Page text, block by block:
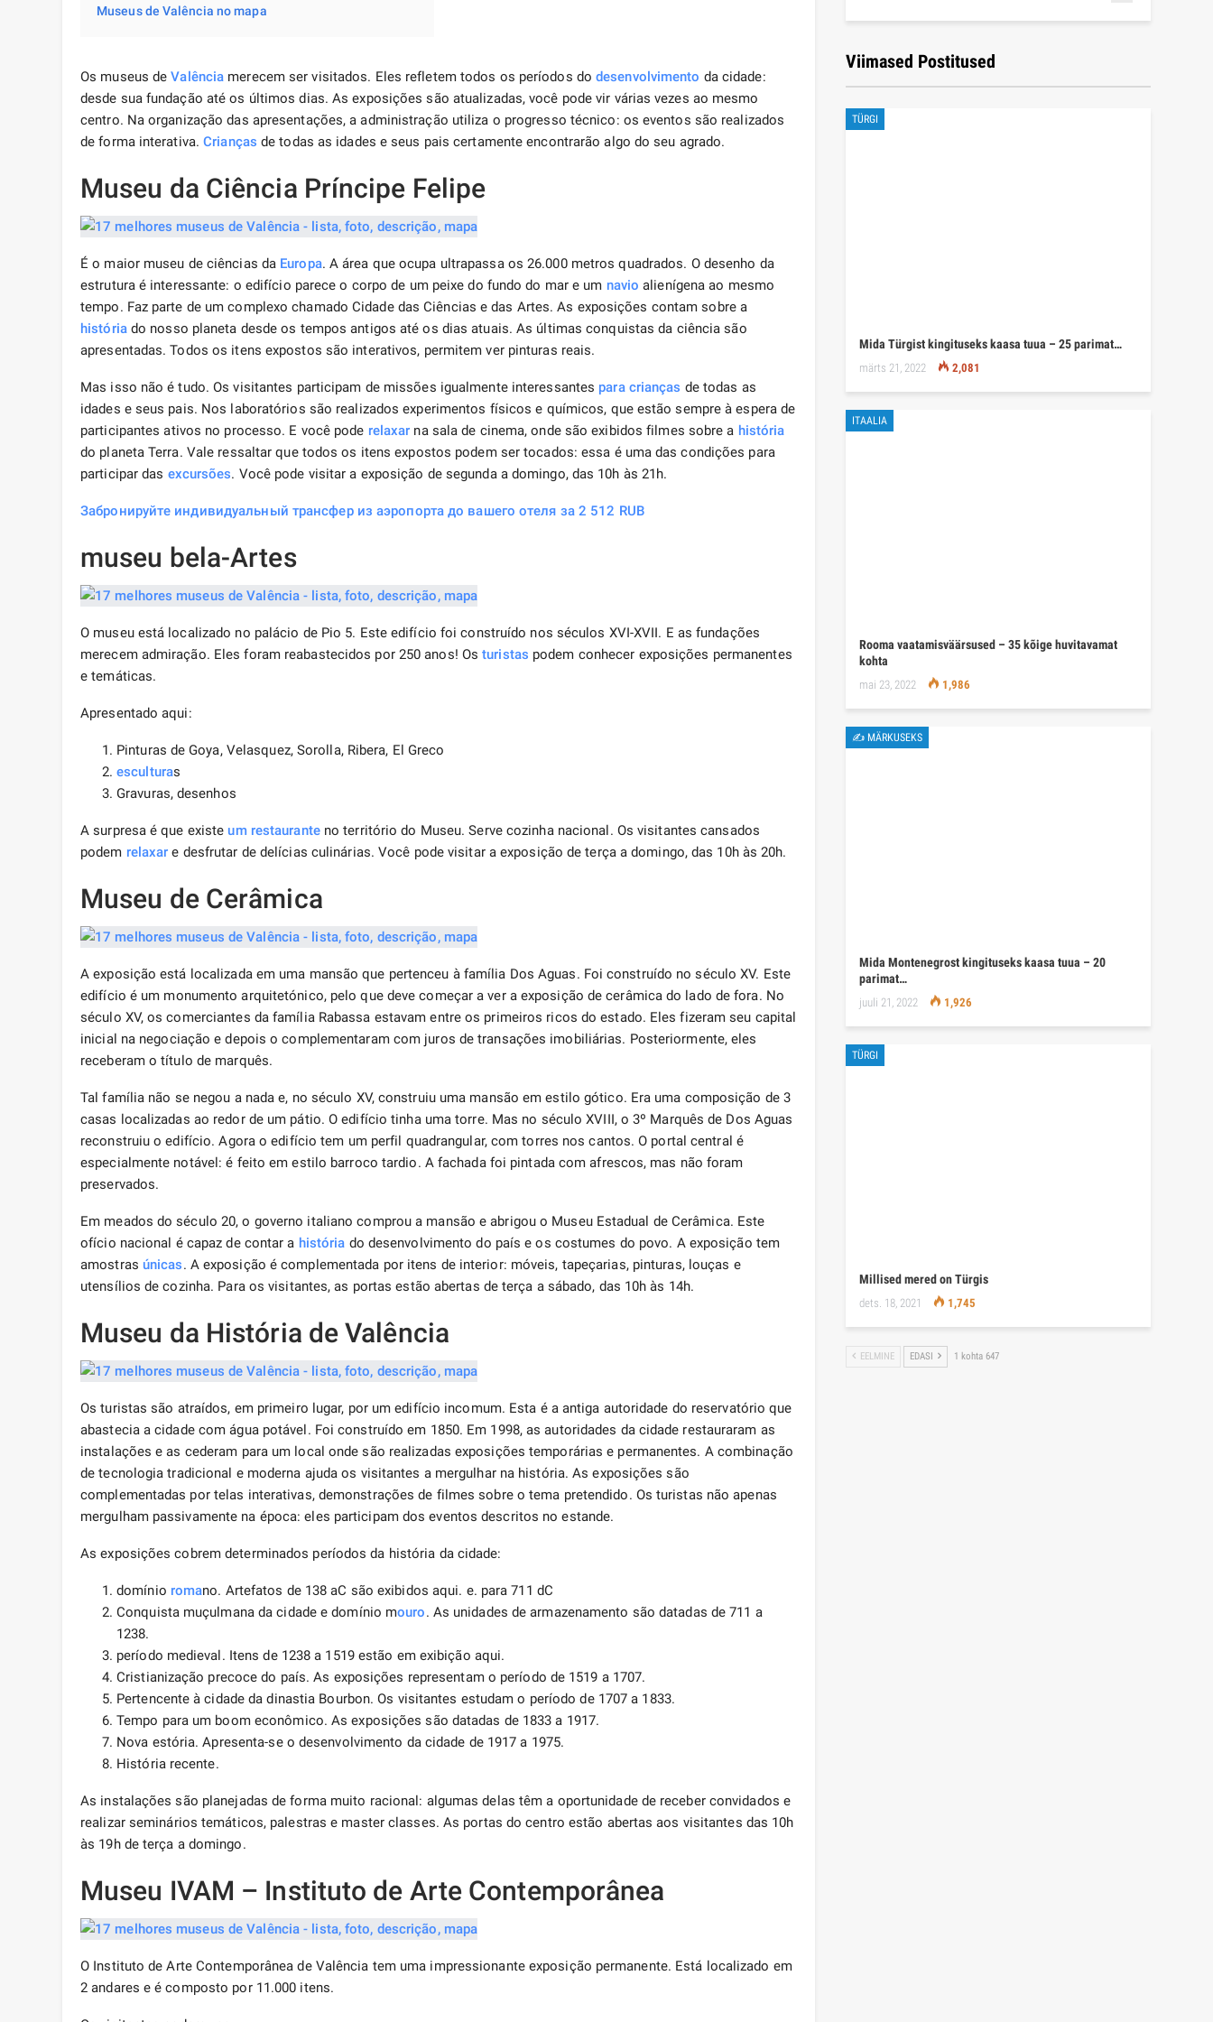
Museus de Valência no mapa
Os museus deValência merecem ser visitados. Eles refletem todos os períodos dodesenvolvimento da cidade:
desde sua fundação até os últimos dias. As exposições são atualizadas, você pode vir várias vezes ao mesmo
centro. Na organização das apresentações, a administração utiliza o progresso técnico: os eventos são realizados
de forma interativa.Crianças de todas as idades e seus pais certamente encontrarão algo do seu agrado.
Museu da Ciência Príncipe Felipe
É o maior museu de ciências da Europa. A área que ocupa ultrapassa os 26.000 metros quadrados. O desenho da
estrutura é interessante: o edifício parece o corpo de um peixe do fundo do mar e um navio alienígena ao mesmo
tempo. Faz parte de um complexo chamado Cidade das Ciências e das Artes. As exposições contam sobre a
históriado nosso planeta desde os tempos antigos até os dias atuais. As últimas conquistas da ciência são
apresentadas. Todos os itens expostos são interativos, permitem ver pinturas reais.
Mas isso não é tudo. Os visitantes participam de missões igualmente interessantes para crianças de todas as
idades e seus pais. Nos laboratórios são realizados experimentos físicos e químicos, que estão sempre à espera de
participantes ativos no processo. E você pode relaxar na sala de cinema, onde são exibidos filmes sobre a história
do planeta Terra. Vale ressaltar que todos os itens expostos podem ser tocados: essa é uma das condições para
participar das excursões. Você pode visitar a exposição de segunda a domingo, das 10h às 21h.
Забронируйте индивидуальный трансфер из аэропорта до вашего отеля за 2 512 RUB
museu bela-Artes
O museu está localizado no palácio de Pio 5. Este edifício foi construído nos séculos XVI-XVII. E as fundações
merecem admiração. Eles foram reabastecidos por 250 anos! Osturistas podem conhecer exposições permanentes
e temáticas.
Apresentado aqui:
Pinturas de Goya, Velasquez, Sorolla, Ribera, El Greco
esculturas
Gravuras, desenhos
A surpresa é que existeum restauranteno território do Museu. Serve cozinha nacional. Os visitantes cansados ​​
podem relaxar e desfrutar de delícias culinárias. Você pode visitar a exposição de terça a domingo, das 10h às 20h.
Museu de Cerâmica
A exposição está localizada em uma mansão que pertenceu à família Dos Aguas. Foi construído no século XV. Este
edifício é um monumento arquitetónico, pelo que deve começar a ver a exposição de cerâmica do lado de fora. No
século XV, os comerciantes da família Rabassa estavam entre os primeiros ricos do estado. Eles fizeram seu capital
inicial na negociação e depois o complementaram com juros de transações imobiliárias. Posteriormente, eles
receberam o título de marquês.
Tal família não se negou a nada e, no século XV, construiu uma mansão em estilo gótico. Era uma composição de 3
casas localizadas ao redor de um pátio. O edifício tinha uma torre. Mas no século XVIII, o 3º Marquês de Dos Aguas
reconstruiu o edifício. Agora o edifício tem um perfil quadrangular, com torres nos cantos. O portal central é
especialmente notável: é feito em estilo barroco tardio. A fachada foi pintada com afrescos, mas não foram
preservados.
Em meados do século 20, o governo italiano comprou a mansão e abrigou o Museu Estadual de Cerâmica. Este
ofício nacional é capaz de contar a história do desenvolvimento do país e os costumes do povo. A exposição tem
amostras únicas. A exposição é complementada por itens de interior: móveis, tapeçarias, pinturas, louças e
utensílios de cozinha. Para os visitantes, as portas estão abertas de terça a sábado, das 10h às 14h.
Museu da História de Valência
Os turistas são atraídos, em primeiro lugar, por um edifício incomum. Esta é a antiga autoridade do reservatório que
abastecia a cidade com água potável. Foi construído em 1850. Em 1998, as autoridades da cidade restauraram as
instalações e as cederam para um local onde são realizadas exposições temporárias e permanentes. A combinação
de tecnologia tradicional e moderna ajuda os visitantes a mergulhar na história. As exposições são
complementadas por telas interativas, demonstrações de filmes sobre o tema pretendido. Os turistas não apenas
mergulham passivamente na época: eles participam dos eventos descritos no estande.
As exposições cobrem determinados períodos da história da cidade:
domínio romano. Artefatos de 138 aC são exibidos aqui. e. para 711 dC
Conquista muçulmana da cidade e domínio mouro. As unidades de armazenamento são datadas de 711 a
1238.
período medieval. Itens de 1238 a 1519 estão em exibição aqui.
Cristianização precoce do país. As exposições representam o período de 1519 a 1707.
Pertencente à cidade da dinastia Bourbon. Os visitantes estudam o período de 1707 a 1833.
Tempo para um boom econômico. As exposições são datadas de 1833 a 1917.
Nova estória. Apresenta-se o desenvolvimento da cidade de 1917 a 1975.
História recente.
As instalações são planejadas de forma muito racional: algumas delas têm a oportunidade de receber convidados e
realizar seminários temáticos, palestras e master classes. As portas do centro estão abertas aos visitantes das 10h
às 19h de terça a domingo.
Museu IVAM – Instituto de Arte Contemporânea
O Instituto de Arte Contemporânea de Valência tem uma impressionante exposição permanente. Está localizado em
2 andares e é composto por 11.000 itens.
Viimased Postitused
TÜRGI
Mida Türgist kingituseks kaasa tuua – 25 parimat…
märts 21, 2022 2,081
ITAALIA
Rooma vaatamisväärsused – 35 kõige huvitavamat
kohta
mai 23, 2022 1,986
✍ MÄRKUSEKS
Mida Montenegrost kingituseks kaasa tuua – 20
parimat…
juuli 21, 2022 1,926
TÜRGI
Millised mered on Türgis
dets. 18, 2021 1,745
EELMINE EDASI 1 kohta 647